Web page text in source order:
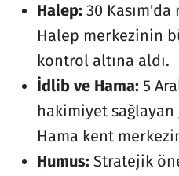
Halep:30 Kasım'da
Halep merkezinin
kontrol altına aldı.
İdlib ve Hama:5
hakimiyet sağlayan
Hama kent
Humus:Stratejik